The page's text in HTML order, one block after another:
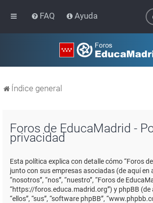
FAQ Ayuda
Índice general
Foros de EducaMadrid -
privacidad
Esta política explica con detalle cómo “Foros
junto con sus empresas asociadas (de aquí en
“nosotros”, “nos”, “nuestro”, “Foros de
“https://foros.educa.madrid.org”) y phpBB (de
“ellos”, “sus”, “software phpBB”,